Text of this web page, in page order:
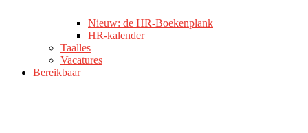
Nieuw: de HR-Boekenplank
HR-kalender
Taalles
Vacatures
Bereikbaar